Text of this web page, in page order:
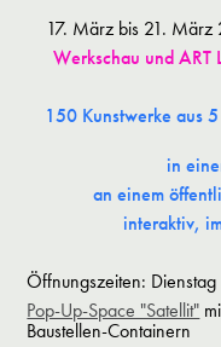
17. März bis 21.
Werkschau und ART
150 Kunstwerke aus
in
an einem
interaktiv,
Öffnungszeiten: Dienstag
Pop-Up-Space "Satellit"
Baustellen-Containern